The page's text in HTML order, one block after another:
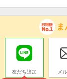
友だち追加
メ